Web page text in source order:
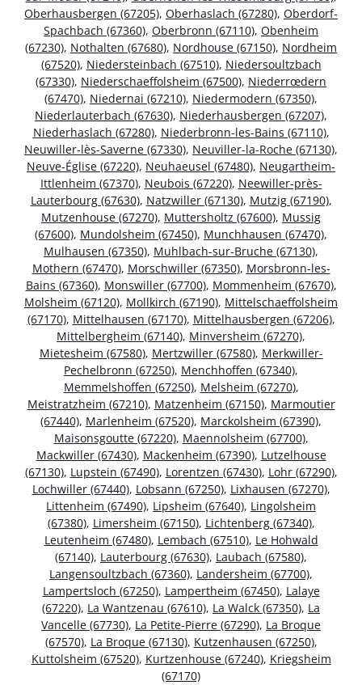
Oberhausbergen (67205), Oberhaslach (67280), Oberdorf-
Spachbach (67360), Oberbronn (67110), Obenheim
(67230), Nothalten (67680), Nordhouse (67150), Nordheim
(67520), Niedersteinbach (67510), Niedersoultzbach
(67330), Niederschaeffolsheim (67500), Niederrœdern
(67470), Niedernai (67210), Niedermodern (67350),
Niederlauterbach (67630), Niederhausbergen (67207),
Niederhaslach (67280), Niederbronn-les-Bains (67110),
Neuwiller-lès-Saverne (67330), Neuviller-la-Roche (67130),
Neuve-Église (67220), Neuhaeusel (67480), Neugartheim-
Ittlenheim (67370), Neubois (67220), Neewiller-près-
Lauterbourg (67630), Natzwiller (67130), Mutzig (67190),
Mutzenhouse (67270), Muttersholtz (67600), Mussig
(67600), Mundolsheim (67450), Munchhausen (67470),
Mulhausen (67350), Muhlbach-sur-Bruche (67130),
Mothern (67470), Morschwiller (67350), Morsbronn-les-
Bains (67360), Monswiller (67700), Mommenheim (67670),
Molsheim (67120), Mollkirch (67190), Mittelschaeffolsheim
(67170), Mittelhausen (67170), Mittelhausbergen (67206),
Mittelbergheim (67140), Minversheim (67270),
Mietesheim (67580), Mertzwiller (67580), Merkwiller-
Pechelbronn (67250), Menchhoffen (67340),
Memmelshoffen (67250), Melsheim (67270),
Meistratzheim (67210), Matzenheim (67150), Marmoutier
(67440), Marlenheim (67520), Marckolsheim (67390),
Maisonsgoutte (67220), Maennolsheim (67700),
Mackwiller (67430), Mackenheim (67390), Lutzelhouse
(67130), Lupstein (67490), Lorentzen (67430), Lohr (67290),
Lochwiller (67440), Lobsann (67250), Lixhausen (67270),
Littenheim (67490), Lipsheim (67640), Lingolsheim
(67380), Limersheim (67150), Lichtenberg (67340),
Leutenheim (67480), Lembach (67510), Le Hohwald
(67140), Lauterbourg (67630), Laubach (67580),
Langensoultzbach (67360), Landersheim (67700),
Lampertsloch (67250), Lampertheim (67450), Lalaye
(67220), La Wantzenau (67610), La Walck (67350), La
Vancelle (67730), La Petite-Pierre (67290), La Broque
(67570), La Broque (67130), Kutzenhausen (67250),
Kuttolsheim (67520), Kurtzenhouse (67240), Kriegsheim
(67170)